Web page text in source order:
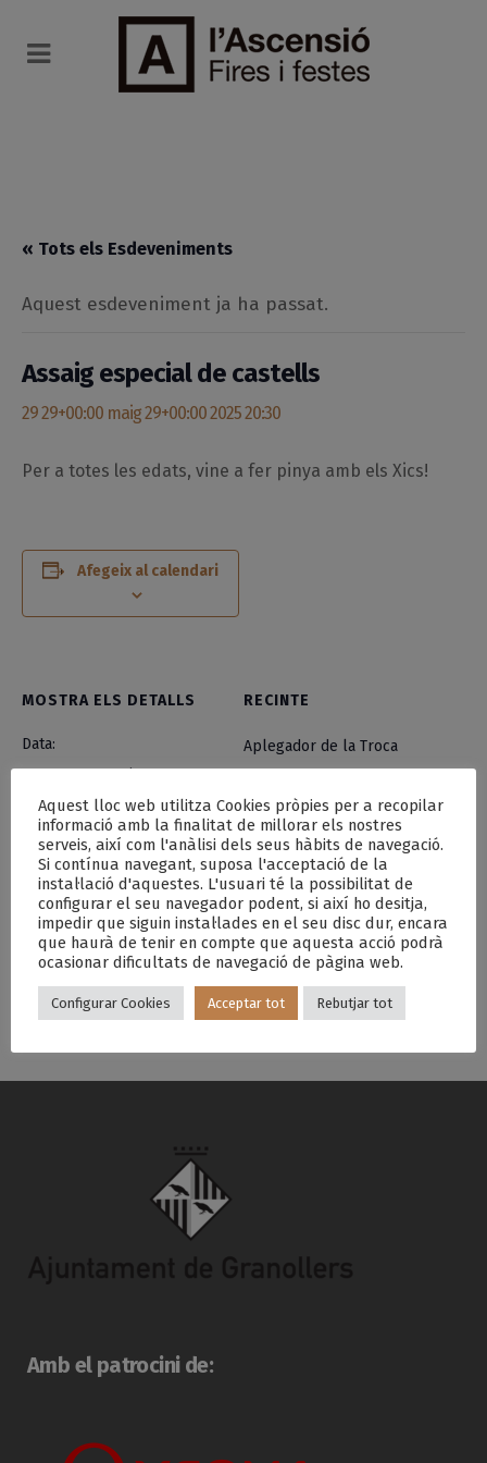
« Tots els Esdeveniments
Aquest esdeveniment ja ha passat.
Assaig especial de castells
29 29+00:00 maig 29+00:00 2025 20:30
Per a totes les edats, vine a fer pinya amb els Xics!
Afegeix al calendari
MOSTRA ELS DETALLS
Data:
29 29+00:00 maig 29+00:00
2025
Hora:
20:30
RECINTE
Aplegador de la Troca
Cercavila de la Mulassa Hort amb productes de temporada
Amb el patrocini de:
Aquest lloc web utilitza Cookies pròpies per a recopilar
informació amb la finalitat de millorar els nostres
serveis, així com l'anàlisi dels seus hàbits de navegació.
Si contínua navegant, suposa l'acceptació de la
instal·lació d'aquestes. L'usuari té la possibilitat de
configurar el seu navegador podent, si així ho desitja,
impedir que siguin instal·lades en el seu disc dur, encara
que haurà de tenir en compte que aquesta acció podrà
ocasionar dificultats de navegació de pàgina web.
Configurar Cookies Acceptar tot Rebutjar tot